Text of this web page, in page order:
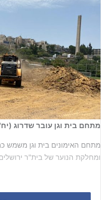
מתחם בית וגן עובר שדרוג
מתחם האימונים בית וגן משמש
ומחלקת הנוער של בית"ר ירושלים